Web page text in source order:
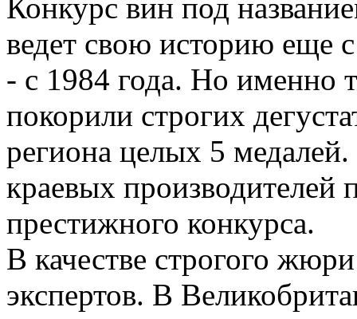
Конкурс вин под
ведет свою историю еще
- с 1984 года. Но именно
покорили строгих
региона целых 5
краевых производителей
престижного конкурса.
В качестве строгого
экспертов. В